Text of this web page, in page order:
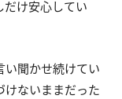
だけ安心してい
い聞かせ続けてい
けないままだった